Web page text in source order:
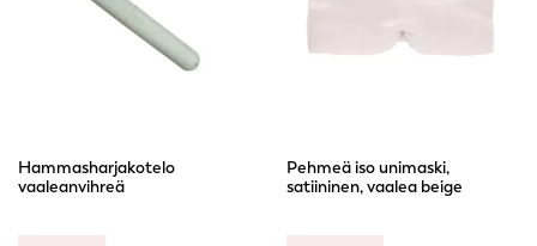
Hammasharjakotelo
vaaleanvihreä
Pehmeä iso unimaski,
satiininen, vaalea beige